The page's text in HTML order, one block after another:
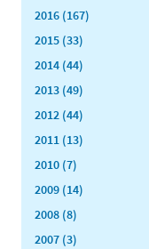
2016 (167)
2015 (33)
2014 (44)
2013 (49)
2012 (44)
2011 (13)
2010 (7)
2009 (14)
2008 (8)
2007 (3)